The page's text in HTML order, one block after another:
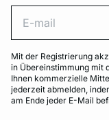
Mit der Registrierung
in Übereinstimmung mit
Ihnen kommerzielle
jederzeit abmelden,
am Ende jeder E-Mail